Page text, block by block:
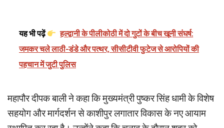
यह भी पढ़ें
हल्द्वानी के पीलीकोठी में दो गुटों के बीच खूनी संघर्ष:
जमकर चले लाठी-डंडे और पत्थर, सीसीटीवी फुटेज से आरोपियों की
पहचान में जुटी पुलिस
महापौर दीपक बाली ने कहा कि मुख्यमंत्री पुष्कर सिंह धामी के विशेष
सहयोग और मार्गदर्शन से काशीपुर लगातार विकास के नए आयाम